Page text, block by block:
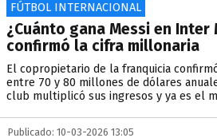
FÚTBOL INTERNACIONAL
¿Cuánto gana Messi en Inter
confirmó la cifra millonaria
El copropietario de la franquicia
entre 70 y 80 millones de dólares
club multiplicó sus ingresos y ya es el
Publicado: 10-03-2026 13:05